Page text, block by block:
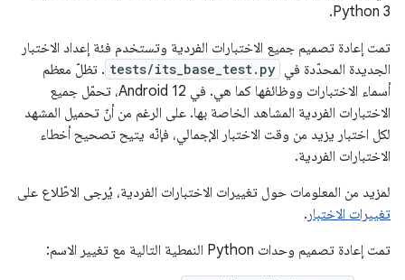
Python 3.
تمت إعادة تصميم جميع الاختبارات الفردية وتستخدم فئة إعداد الاختبار
الجديدة المحدّدة في tests/its_base_test.py . تظلّ معظم
أسماء الاختبارات ووظائفها كما هي. في Android 12، تحمّل جميع
الاختبارات الفردية المشاهد الخاصة بها. على الرغم من أنّ تحميل المشهد
لكل اختبار يزيد من وقت الاختبار الإجمالي، فإنّه يتيح تصحيح أخطاء
الاختبارات الفردية.
لمزيد من المعلومات حول تغييرات الاختبارات الفردية، يُرجى الاطّلاع على
تغييرات الاختبار .
تمت إعادة تصميم وحدات Python النمطية التالية مع تغيير الاسم: